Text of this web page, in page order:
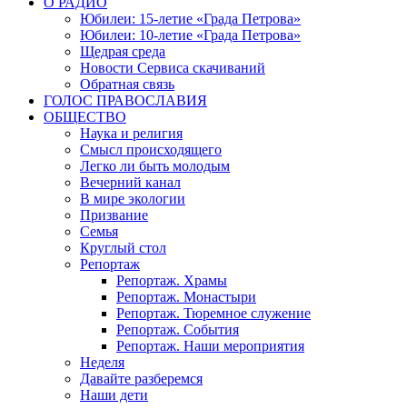
Юбилеи: 15-летие «Града Петрова»
Юбилеи: 10-летие «Града Петрова»
Щедрая среда
Новости Сервиса скачиваний
Обратная связь
ГОЛОС ПРАВОСЛАВИЯ
ОБЩЕСТВО
Наука и религия
Смысл происходящего
Легко ли быть молодым
Вечерний канал
В мире экологии
Призвание
Семья
Круглый стол
Репортаж
Репортаж. Храмы
Репортаж. Монастыри
Репортаж. Тюремное служение
Репортаж. События
Репортаж. Наши мероприятия
Неделя
Давайте разберемся
Наши дети